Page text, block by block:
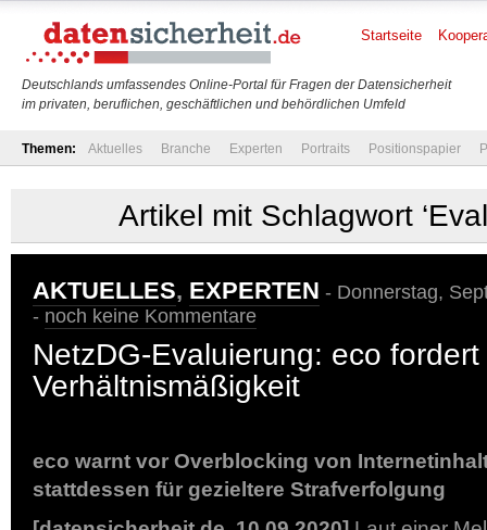
Deutschlands umfassendes Online-Portal für Fragen der Datensicherheit
im privaten, beruflichen, geschäftlichen und behördlichen Umfeld
Startseite
Themen: Aktuelles Branche Experten Portraits Positionspapier
Artikel mit Schlagwort
AKTUELLES, EXPERTEN - Donnerstag,
- noch keine Kommentare
NetzDG-Evaluierung: eco fordert
Verhältnismäßigkeit
eco warnt vor Overblocking von
stattdessen für gezieltere Strafverfolgung